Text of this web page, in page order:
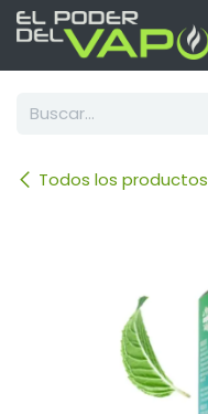
Ir al contenido
Todos los productos